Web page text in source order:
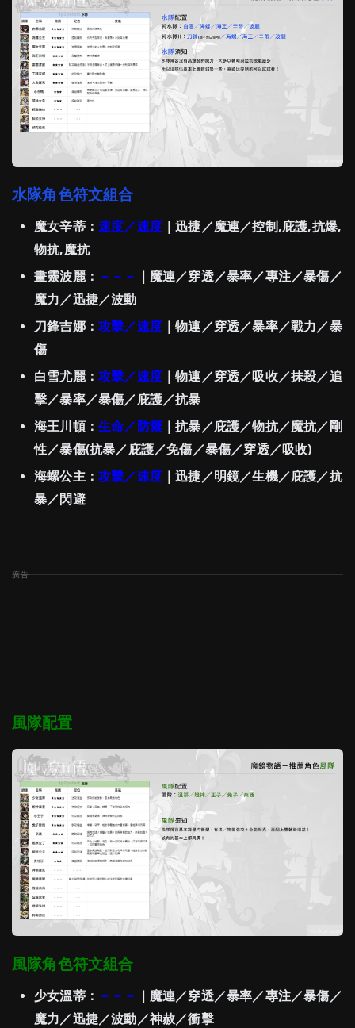
水隊角色符文組合
魔女辛蒂： 速度／速度 ｜迅捷／魔連／控制,庇護,抗爆,
物抗,魔抗
畫靈波麗： －－－ ｜魔連／穿透／暴率／專注／暴傷／
魔力／迅捷／波動
刀鋒吉娜： 攻擊／速度 ｜物連／穿透／暴率／戰力／暴
傷
白雪尤麗： 攻擊／速度 ｜物連／穿透／吸收／抹殺／追
擊／暴率／暴傷／庇護／抗暴
海王川頓： 生命／防禦 ｜抗暴／庇護／物抗／魔抗／剛
性／暴傷(抗暴／庇護／免傷／暴傷／穿透／吸收)
海螺公主： 攻擊／速度 ｜迅捷／明鏡／生機／庇護／抗
暴／閃避
風隊配置
風隊角色符文組合
少女溫蒂： －－－ ｜魔連／穿透／暴率／專注／暴傷／
魔力／迅捷／波動／神赦／衝擊